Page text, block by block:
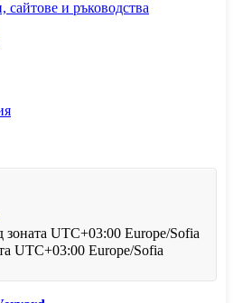
и ръководства
зоната UTC+03:00 Europe/Sofia
UTC+03:00 Europe/Sofia